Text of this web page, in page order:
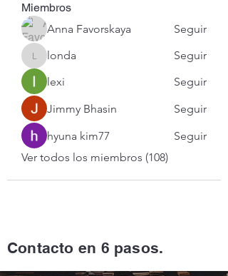
Miembros
Anna Favorskaya
Seguir
londalonda
Seguir
lexi
Seguir
Jimmy Bhasin
Seguir
hyuna kim77
Seguir
Ver todos los miembros (108)
Contacto en 6 pasos.